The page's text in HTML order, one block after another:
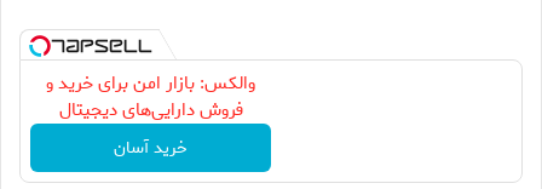
والکس: بازار امن برای خرید و
فروش دارایی‌های دیجیتال
خرید آسان